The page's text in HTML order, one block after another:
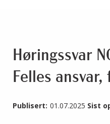
Høringssvar
Felles
Publisert: 01.07.2025 Sist